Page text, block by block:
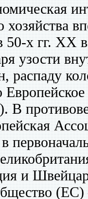
хозяйства
50-х гг. XX
узости
распаду
и